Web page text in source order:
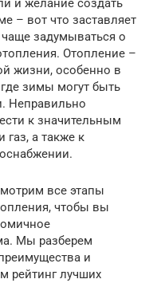
и желание создать
– вот что заставляет
задумываться о
Отопление –
жизни, особенно в
зимы могут быть
Неправильно
к значительным
газ, а также к
все этапы
чтобы вы
Мы разберем
и
рейтинг лучших